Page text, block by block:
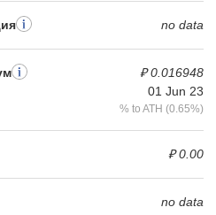
no data
₽ 0.016948
01 Jun 23
% to ATH (0.65%)
₽ 0.00
no data